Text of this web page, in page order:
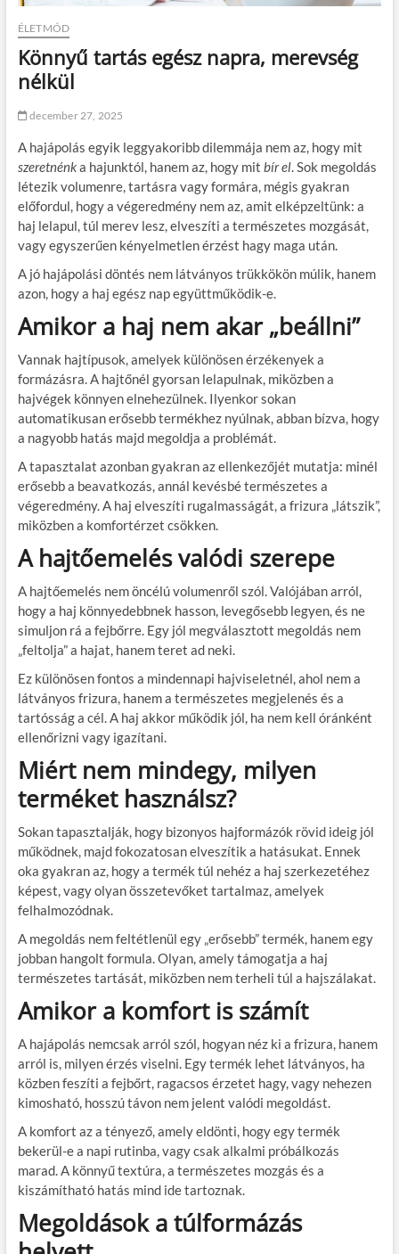
ÉLETMÓD
Könnyű tartás egész napra, merevség
nélkül
december 27, 2025
A hajápolás egyik leggyakoribb dilemmája nem az, hogy mit
szeretnénka hajunktól, hanem az, hogy mit bír el. Sok megoldás
létezik volumenre, tartásra vagy formára, mégis gyakran
előfordul, hogy a végeredmény nem az, amit elképzeltünk: a
haj lelapul, túl merev lesz, elveszíti a természetes mozgását,
vagy egyszerűen kényelmetlen érzést hagy maga után.
A jó hajápolási döntés nem látványos trükkökön múlik, hanem
azon, hogy a haj egész nap együttműködik-e.
Amikor a haj nem akar „beállni”
Vannak hajtípusok, amelyek különösen érzékenyek a
formázásra. A hajtőnél gyorsan lelapulnak, miközben a
hajvégek könnyen elnehezülnek. Ilyenkor sokan
automatikusan erősebb termékhez nyúlnak, abban bízva, hogy
a nagyobb hatás majd megoldja a problémát.
A tapasztalat azonban gyakran az ellenkezőjét mutatja: minél
erősebb a beavatkozás, annál kevésbé természetes a
végeredmény. A haj elveszíti rugalmasságát, a frizura „látszik”,
miközben a komfortérzet csökken.
A hajtőemelés valódi szerepe
A hajtőemelés nem öncélú volumenről szól. Valójában arról,
hogy a haj könnyedebbnek hasson, levegősebb legyen, és ne
simuljon rá a fejbőrre. Egy jól megválasztott megoldás nem
„feltolja” a hajat, hanem teret ad neki.
Ez különösen fontos a mindennapi hajviseletnél, ahol nem a
látványos frizura, hanem a természetes megjelenés és a
tartósság a cél. A haj akkor működik jól, ha nem kell óránként
ellenőrizni vagy igazítani.
Miért nem mindegy, milyen
terméket használsz?
Sokan tapasztalják, hogy bizonyos hajformázók rövid ideig jól
működnek, majd fokozatosan elveszítik a hatásukat. Ennek
oka gyakran az, hogy a termék túl nehéz a haj szerkezetéhez
képest, vagy olyan összetevőket tartalmaz, amelyek
felhalmozódnak.
A megoldás nem feltétlenül egy „erősebb” termék, hanem egy
jobban hangolt formula. Olyan, amely támogatja a haj
természetes tartását, miközben nem terheli túl a hajszálakat.
Amikor a komfort is számít
A hajápolás nemcsak arról szól, hogyan néz ki a frizura, hanem
arról is, milyen érzés viselni. Egy termék lehet látványos, ha
közben feszíti a fejbőrt, ragacsos érzetet hagy, vagy nehezen
kimosható, hosszú távon nem jelent valódi megoldást.
A komfort az a tényező, amely eldönti, hogy egy termék
bekerül-e a napi rutinba, vagy csak alkalmi próbálkozás
marad. A könnyű textúra, a természetes mozgás és a
kiszámítható hatás mind ide tartoznak.
Megoldások a túlformázás